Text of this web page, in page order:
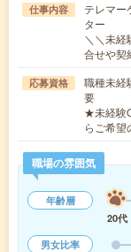
仕事内容
テレマー
ター
＼＼未経
合せや契
応募資格
職種未経
要
★未経験
らご希
職場の雰囲気
年齢層
20代
男女比率